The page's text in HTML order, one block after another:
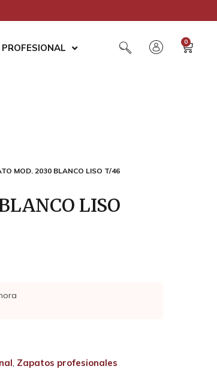
PROFESIONAL
0
MOD. 2030 BLANCO LISO T/46
LISO
, Zapatos profesionales